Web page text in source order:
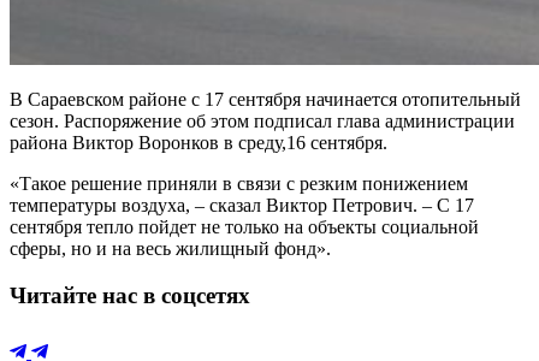
В Сараевском районе с 17 сентября начинается отопительный
сезон. Распоряжение об этом подписал глава администрации
района Виктор Воронков в среду,16 сентября.
«Такое решение приняли в связи с резким понижением
температуры воздуха, – сказал Виктор Петрович. – С 17
сентября тепло пойдет не только на объекты социальной
сферы, но и на весь жилищный фонд».
Читайте нас в соцсетях